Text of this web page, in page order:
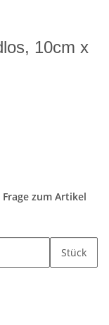
10cm x
Frage zum Artikel
Stück